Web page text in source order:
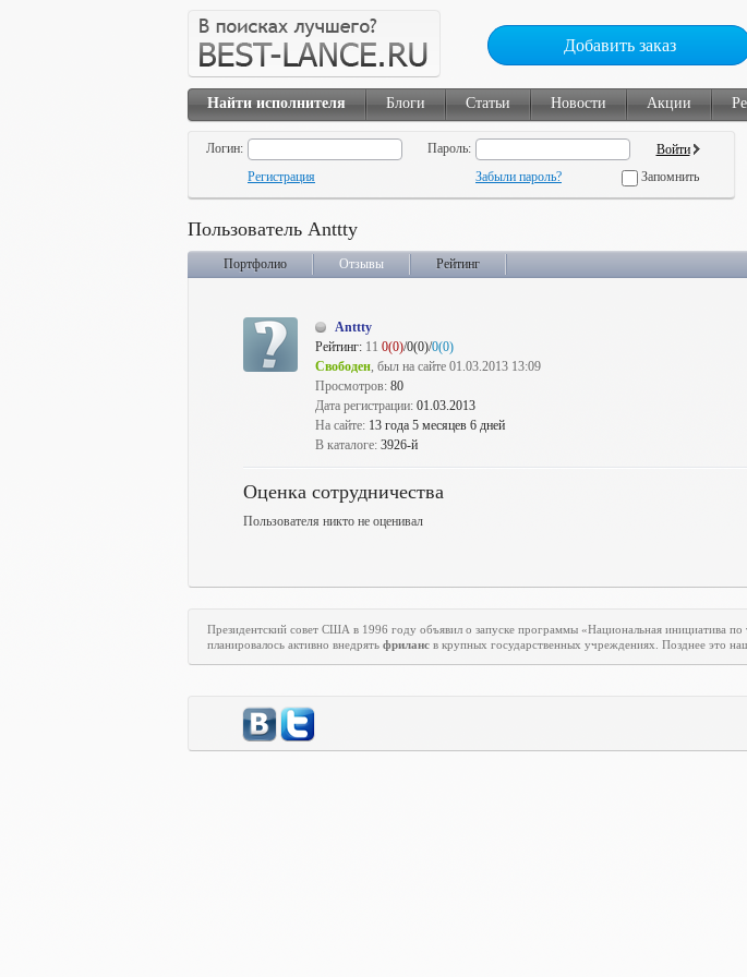
Добавить заказ
Найти исполнителя Блоги Статьи Новости Акции
Логин:
Пароль:
Регистрация
Забыли пароль? Запомнить
Пользователь Anttty
Портфолио Отзывы Рейтинг
Anttty
Рейтинг: 11 0(0)/0(0)/0(0)
Свободен, был на сайте 01.03.2013 13:09
Просмотров: 80
Дата регистрации: 01.03.2013
На сайте: 13 года 5 месяцев 6 дней
В каталоге: 3926-й
Оценка сотрудничества
Пользователя никто не оценивал
Президентский совет США в 1996 году объявил о запуске программы «Национальная инициатива по
планировалось активно внедрять фриланс в крупных государственных учреждениях. Позднее это